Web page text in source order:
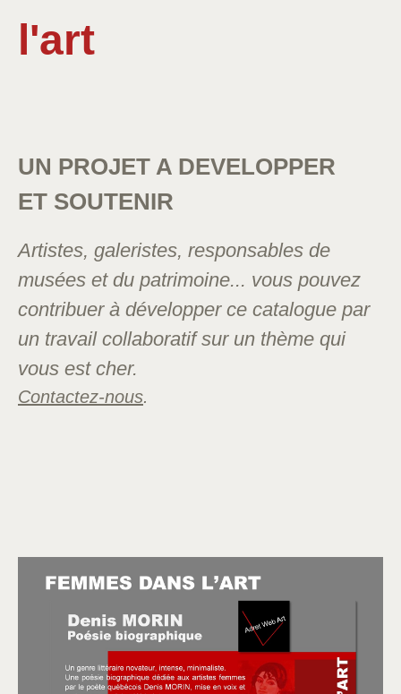
l'art
UN PROJET A DEVELOPPER
ET SOUTENIR
Artistes, galeristes, responsables de
musées et du patrimoine... vous pouvez
contribuer à développer ce catalogue par
un travail collaboratif sur un thème qui
vous est cher.
Contactez-nous.